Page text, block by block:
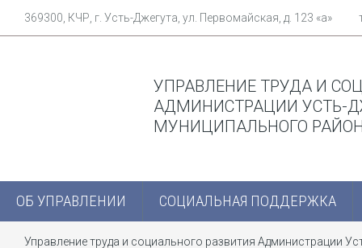
369300, КЧР, г. Усть-Джегута, ул. Первомайская, д. 123 «а»
УПРАВЛЕНИЕ ТРУДА И
АДМИНИСТРАЦИИ УСТЬ-
МУНИЦИПАЛЬНОГО
ОБ УПРАВЛЕНИИ СОЦИАЛЬНАЯ ПОДДЕРЖКА
Управление труда и социального развития Администрации